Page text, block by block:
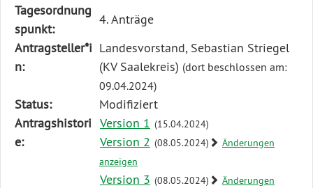
beschreibt
den
Status,
die
und
verschiedene
Rahmendaten
Tagesordnung
spunkt:
4. Anträge
Antragsteller*i
n:
Landesvorstand, Sebastian Striegel
(KV Saalekreis) (dort beschlossen am:
09.04.2024)
Status:
Modifiziert
Antragshistori
e:
Version 1 (15.04.2024)
Version 2 (08.05.2024)
Änderungen
anzeigen
Version 3 (08.05.2024)
Änderungen